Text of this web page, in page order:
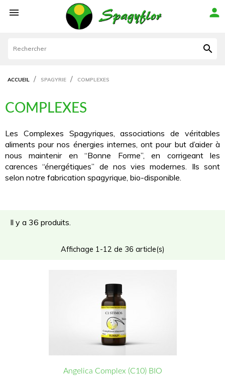
 

ACCUEIL SPAGYRIE COMPLEXES
COMPLEXES
Les Complexes Spagyriques, associations de véritables
aliments pour nos énergies internes, ont pour but d’aider à
nous maintenir en “Bonne Forme”, en corrigeant les
carences “énergétiques” de nos vies modernes. Ils sont
selon notre fabrication spagyrique, bio-disponible.
Il y a 36 produits.
Affichage 1-12 de 36 article(s)
Angelica Complex (C10) BIO